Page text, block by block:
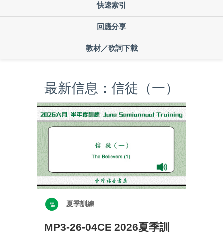
快速索引
回應分享
教材／歌詞下載
最新信息：信徒（一）
夏季訓練
MP3-26-04CE 2026夏季訓